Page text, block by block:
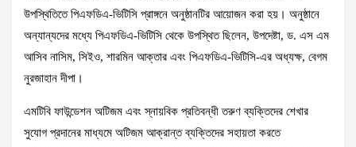
উপস্থিতিতে পিএফডিএ-ভিটিসি প্রাঙ্গনে অনুষ্ঠানটির আয়োজন করা হয়। অনুষ্ঠানে
অন্যান্যদের মধ্যে পিএফডিএ-ভিটিসি থেকে উপস্থিত ছিলেন, উপদেষ্টা, ড. এস এম
আসিব নাসিম, সিইও, শারমিন আক্তার এবং পিএফডিএ-ভিটিসি-এর অধ্যক্ষ, বেগম
নুরজাহান দীপা।
এমটিবি ফাউন্ডেশন অটিজম এবং স্নায়বিক প্রতিবন্ধী তরুণ ব্যক্তিদের শেখার
সুযোগ প্রদানের মাধ্যমে অটিজম আক্রান্ত ব্যক্তিদের সহায়তা করতে